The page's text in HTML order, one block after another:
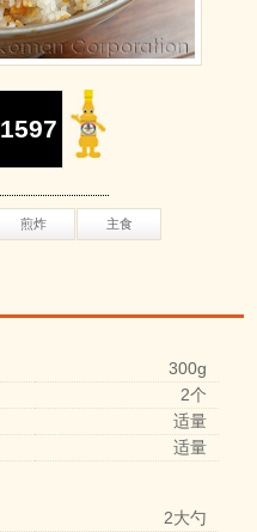
1597
煎炸 主食
300g
2个
适量
适量
2大勺